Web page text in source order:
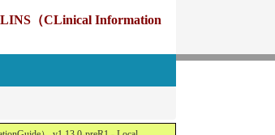
（CLinical Information